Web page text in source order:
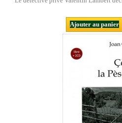
Ajouter au panier